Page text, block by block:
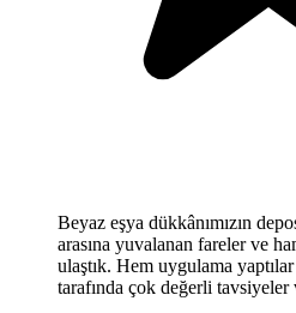
Beyaz eşya dükkânımızın
arasına yuvalanan fareler ve
ulaştık. Hem uygulama yaptılar
tarafında çok değerli tavsiyeler